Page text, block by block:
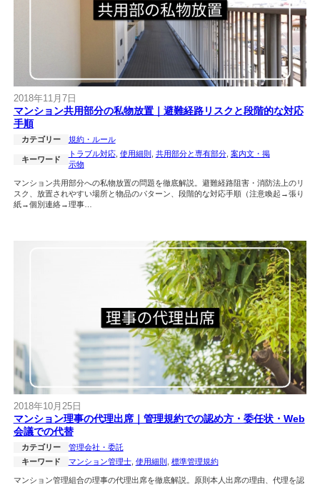
2018年11月7日
マンション共用部分の私物放置｜避難経路リスクと段階的な対応
手順
カテゴリー 規約・ルール
キーワード
トラブル対応, 使用細則 共用部分と専有部分, 案内文・掲
示物
マンション共用部分への私物放置の問題を徹底解説。避難経路阻害・消防法上のリ
スク、放置されやすい場所と物品のパターン、段階的な対応手順（注意喚起→張り
紙→個別連絡→理事…
2018年10月25日
マンション理事の代理出席｜管理規約での認め方・委任状・Web
会議での代替
カテゴリー
管理会社・委託
キーワード
マンション管理士, 使用細則 標準管理規約
マンション管理組合の理事の代理出席を徹底解説。原則本人出席の理由、代理を認